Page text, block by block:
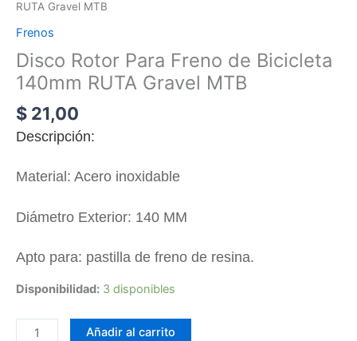
RUTA Gravel MTB
Frenos
Disco Rotor Para Freno de Bicicleta
140mm RUTA Gravel MTB
$ 21,00
Descripción:
Material: Acero inoxidable
Diámetro Exterior: 140 MM
Apto para: pastilla de freno de resina.
Disponibilidad: 3 disponibles
Añadir al carrito